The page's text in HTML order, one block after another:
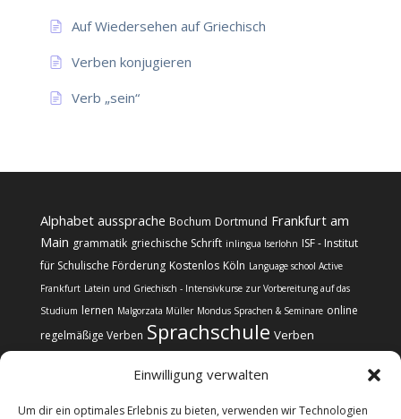
Einwilligung verwalten
Um dir ein optimales Erlebnis zu bieten, verwenden wir Technologien
Auf Wiedersehen auf Griechisch
Verben konjugieren
Verb „sein“
Alphabet aussprache Bochum Dortmund Frankfurt am
Main grammatik griechische Schrift inlingua Iserlohn ISF - Institut
für Schulische Förderung Kostenlos Köln Language school Active
Frankfurt Latein und Griechisch - Intensivkurse zur Vorbereitung auf das
Studium lernen Malgorzata Müller Mondus Sprachen & Seminare online
regelmäßige Verben Sprachschule Verben